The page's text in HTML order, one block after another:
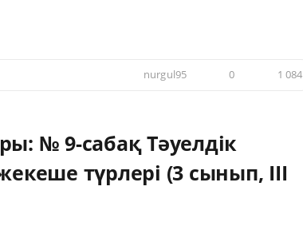
nurgul95 0 1 084
№ 9-сабақ Тәуелдік
түрлері (3 сынып, III